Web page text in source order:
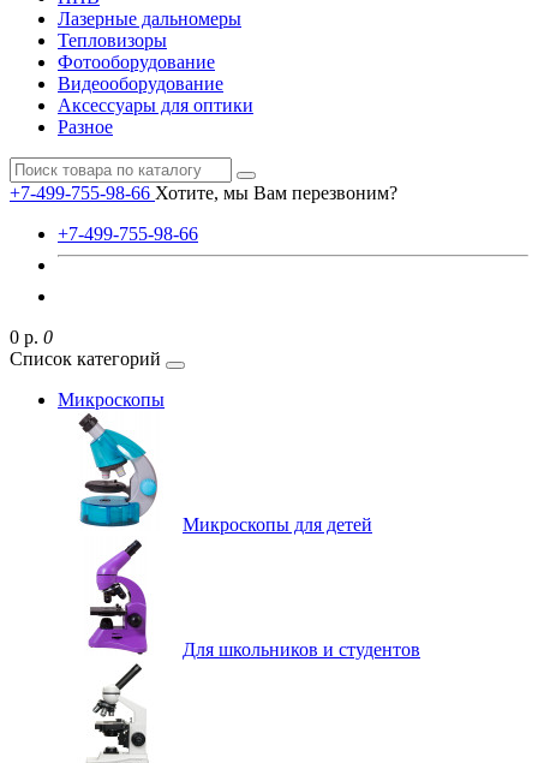
Лазерные дальномеры
Тепловизоры
Фотооборудование
Видеооборудование
Аксессуары для оптики
Разное
+7-499-755-98-66 Хотите, мы Вам перезвоним?
+7-499-755-98-66
0 р. 0
Список категорий
Микроскопы
Микроскопы для детей
Для школьников и студентов